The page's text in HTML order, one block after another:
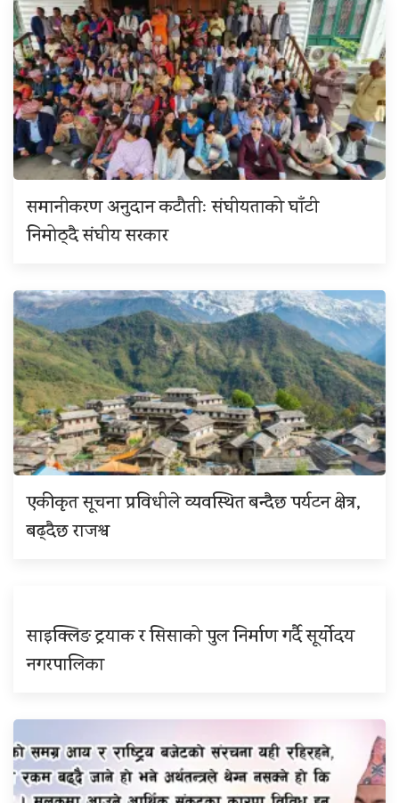
समानीकरण अनुदान कटौतीः संघीयताको घाँटी
निमोठ्दै संघीय सरकार
एकीकृत सूचना प्रविधीले व्यवस्थित बन्दैछ पर्यटन क्षेत्र,
बढ्दैछ राजश्व
साइक्लिङ ट्रयाक र सिसाको पुल निर्माण गर्दै सूर्योदय
नगरपालिका